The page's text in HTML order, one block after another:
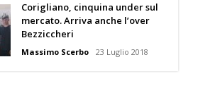
Corigliano, cinquina under sul
mercato. Arriva anche l’over
Bezziccheri
Massimo Scerbo 23 Luglio 2018